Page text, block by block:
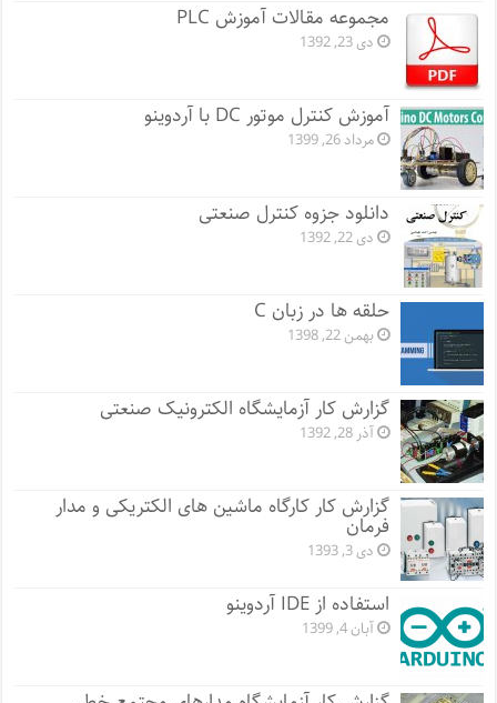
مجموعه مقالات آموزش PLC
دی 23, 1392
آموزش کنترل موتور DC با آردوینو
مرداد 26, 1399
دانلود جزوه کنترل صنعتی
دی 22, 1392
حلقه ها در زبان C
بهمن 22, 1398
گزارش کار آزمایشگاه الکترونیک صنعتی
آذر 28, 1392
گزارش کار کارگاه ماشین های الکتریکی و مدار
فرمان
دی 3, 1393
استفاده از IDE آردوینو
آبان 4, 1399